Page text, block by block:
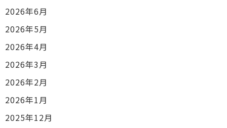
2026年6月
2026年5月
2026年4月
2026年3月
2026年2月
2026年1月
2025年12月